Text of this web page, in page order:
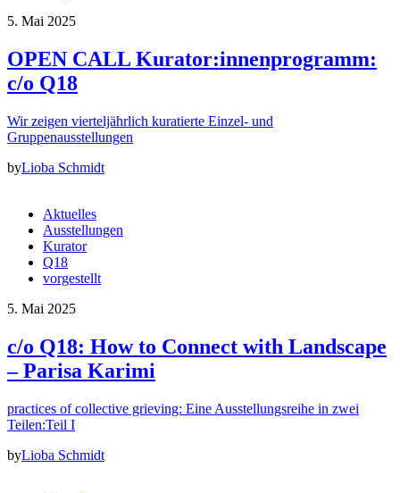
5. Mai 2025
OPEN CALL Kurator:innenprogramm:
c/o Q18
Wir zeigen vierteljährlich kuratierte Einzel- und
Gruppenausstellungen
byLioba Schmidt
Aktuelles
Ausstellungen
Kurator
Q18
vorgestellt
5. Mai 2025
c/o Q18: How to Connect with Landscape
– Parisa Karimi
practices of collective grieving: Eine Ausstellungsreihe in zwei
Teilen:Teil I
byLioba Schmidt